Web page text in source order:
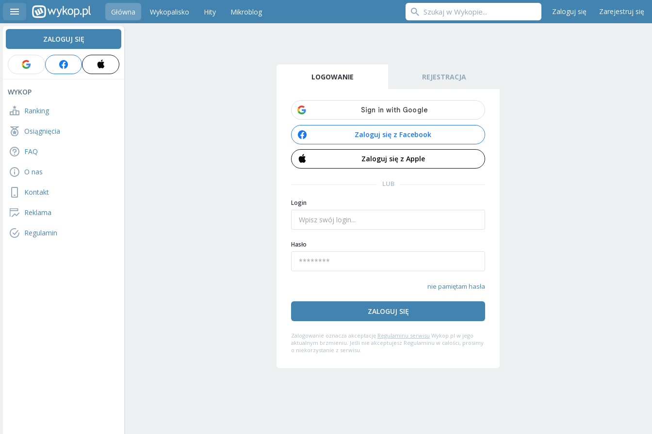
Główna Wykopalisko Hity Mikroblog Zaloguj się Zarejestruj się
ZALOGUJ SIĘ
WYKOP
Ranking
Osiągnięcia
FAQ
O nas
Kontakt
Reklama
Regulamin
LOGOWANIE REJESTRACJA
Zaloguj się z Facebook
Zaloguj się z Apple
LUB
Login
Hasło
nie pamiętam hasła
ZALOGUJ SIĘ
Zalogowanie oznacza akceptację Regulaminu serwisu Wykop.pl w jego
aktualnym brzmieniu. Jeśli nie akceptujesz Regulaminu w całości, prosimy
o niekorzystanie z serwisu.